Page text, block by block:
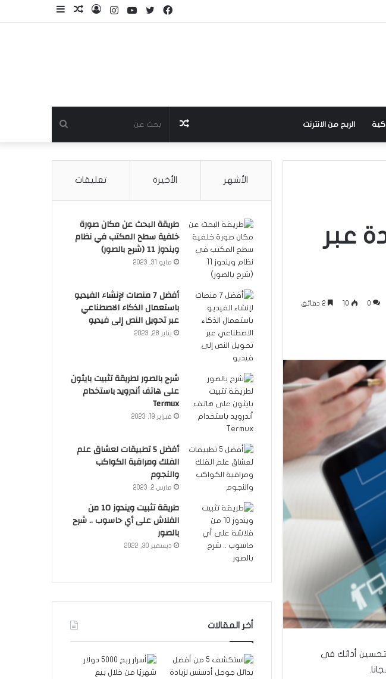
مقالتسجيلانستقراميوتيوب تويتر
فيسبوك
الربح من الانترنت
عن
مقال
عشوائي
عبر
0
10
أدائك في
الأشهر الأخيرة تعليقات
طريقة البحث عن مكان صورة
خلفية سطح المكتب في نظام
ويندوز 11 (شرح بالصور)
مايو 31, 2023
أفضل 7 منصات لإنشاء الفيديو
باستعمال الذكاء الاصطناعي
عبر تحويل النص إلى فيديو
يناير 28, 2023
شرح بالصور لطريقة تثبيت بايثون
على هاتف أندرويد باستخدام
Termux
فبراير 19, 2023
أفضل 5 تطبيقات لعشاق علم
الفلك ومراقبة الكواكب
والنجوم
مارس 2, 2023
طريقة تثبيت ويندوز 10 من
الفلاش على أي حاسوب .. شرح
بالصور
ديسمبر 30, 2022
أخر المقالات